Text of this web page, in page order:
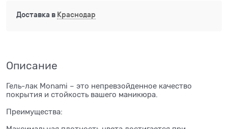
Доставка в Краснодар
Описание
Гель-лак Monami – это непревзойденное качество
покрытия и стойкость вашего маникюра.
Преимущества: